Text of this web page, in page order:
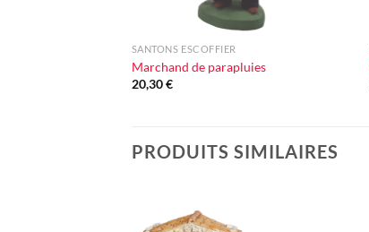
SANTONS ESCOFFIER
Marchand de parapluies
20,30€
PRODUITS SIMILAIRES